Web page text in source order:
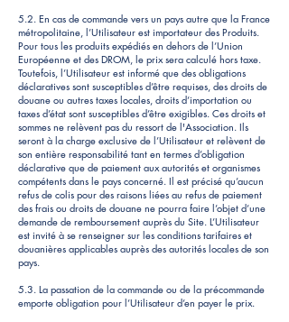
5.2. En cas de commande vers un pays autre que la France
métropolitaine, l’Utilisateur est importateur des Produits.
Pour tous les produits expédiés en dehors de l’Union
Européenne et des DROM, le prix sera calculé hors taxe.
Toutefois, l’Utilisateur est informé que des obligations
déclaratives sont susceptibles d’être requises, des droits de
douane ou autres taxes locales, droits d’importation ou
taxes d’état sont susceptibles d’être exigibles. Ces droits et
sommes ne relèvent pas du ressort de l'Association. Ils
seront à la charge exclusive de l’Utilisateur et relèvent de
son entière responsabilité tant en termes d’obligation
déclarative que de paiement aux autorités et organismes
compétents dans le pays concerné. Il est précisé qu’aucun
refus de colis pour des raisons liées au refus de paiement
des frais ou droits de douane ne pourra faire l’objet d’une
demande de remboursement auprès du Site. L’Utilisateur
est invité à se renseigner sur les conditions tarifaires et
douanières applicables auprès des autorités locales de son
pays.
5.3. La passation de la commande ou de la précommande
emporte obligation pour l’Utilisateur d’en payer le prix.